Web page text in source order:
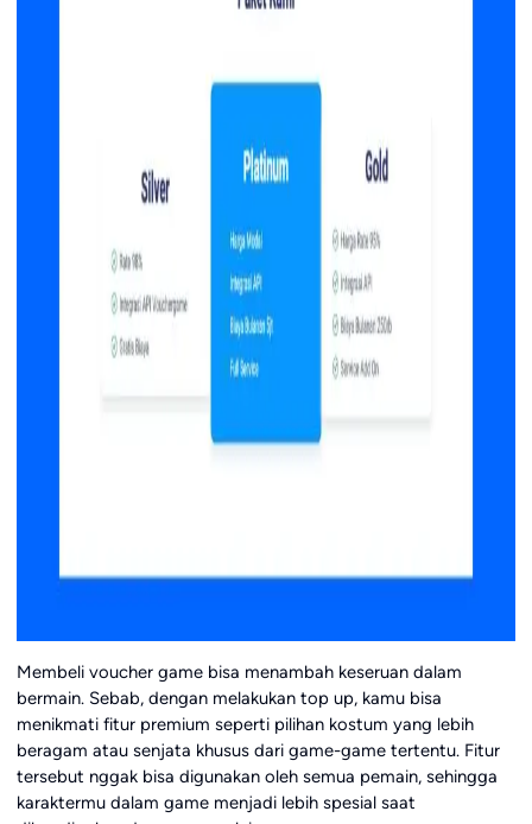
Membeli voucher game bisa menambah keseruan dalam
bermain. Sebab, dengan melakukan top up, kamu bisa
menikmati fitur premium seperti pilihan kostum yang lebih
beragam atau senjata khusus dari game-game tertentu. Fitur
tersebut nggak bisa digunakan oleh semua pemain, sehingga
karaktermu dalam game menjadi lebih spesial saat